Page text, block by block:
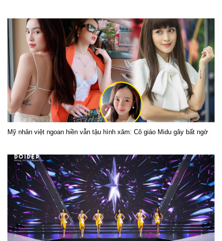
Mỹ nhân việt ngoan hiền vẫn tậu hình xăm: Cô giáo Midu gây bất ngờ